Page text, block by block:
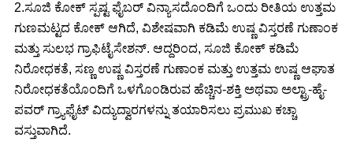
2.ಸೂಜಿ ಕೋಕ್ ಸ್ಪಷ್ಟ ಫೈಬರ್ ವಿನ್ಯಾಸದೊಂದಿಗೆ ಒಂದು ರೀತಿಯ ಉತ್ತಮ
ಗುಣಮಟ್ಟದ ಕೋಕ್ ಆಗಿದೆ, ವಿಶೇಷವಾಗಿ ಕಡಿಮೆ ಉಷ್ಣ ವಿಸ್ತರಣೆ ಗುಣಾಂಕ
ಮತ್ತು ಸುಲಭ ಗ್ರಾಫಿಟೈಸೇಶನ್. ಆದ್ದರಿಂದ, ಸೂಜಿ ಕೋಕ್ ಕಡಿಮೆ
ನಿರೋಧಕತೆ, ಸಣ್ಣ ಉಷ್ಣ ವಿಸ್ತರಣೆ ಗುಣಾಂಕ ಮತ್ತು ಉತ್ತಮ ಉಷ್ಣ ಆಘಾತ
ನಿರೋಧಕತೆಯೊಂದಿಗೆ ಒಳಗೊಂಡಿರುವ ಹೆಚ್ಚಿನ-ಶಕ್ತಿ ಅಥವಾ ಅಲ್ಟ್ರಾ-ಹೈ-
ಪವರ್ ಗ್ರ್ಯಾಫೈಟ್ ವಿದ್ಯುದ್ವಾರಗಳನ್ನು ತಯಾರಿಸಲು ಪ್ರಮುಖ ಕಚ್ಚಾ
ವಸ್ತುವಾಗಿದೆ.